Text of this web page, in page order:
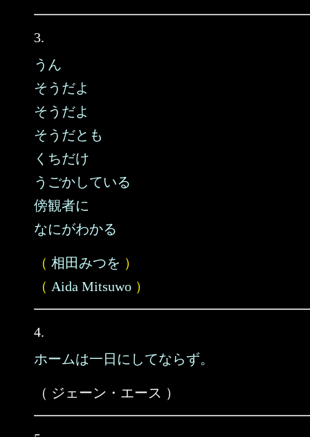
3.
うん
そうだよ
そうだよ
そうだとも
くちだけ
うごかしている
傍観者に
なにがわかる
（ 相田みつを ）
（ Aida Mitsuwo ）
4.
ホームは一日にしてならず。
（ ジェーン・エース ）